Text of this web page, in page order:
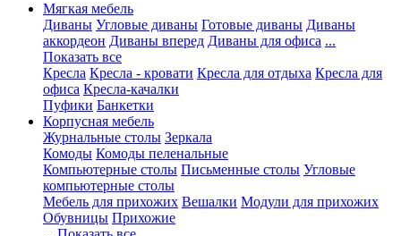
Мягкая мебель
Диваны Угловые диваны Готовые диваны Диваны
аккордеон Диваны вперед Диваны для офиса ...
Показать все
Кресла Кресла - кровати Кресла для отдыха Кресла для
офиса Кресла-качалки
Пуфики Банкетки
Корпусная мебель
Журнальные столы Зеркала
Комоды Комоды пеленальные
Компьютерные столы Письменные столы Угловые
компьютерные столы
Мебель для прихожих Вешалки Модули для прихожих
Обувницы Прихожие